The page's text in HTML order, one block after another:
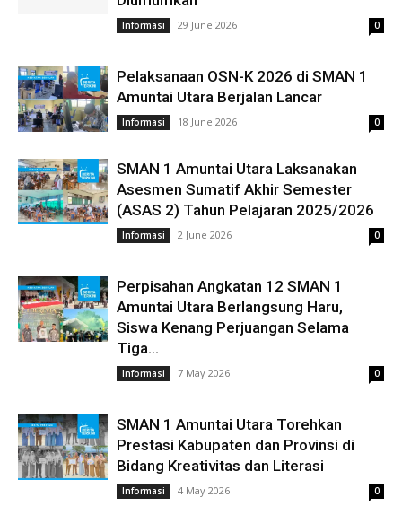
Informasi 29 June 2026 0
Pelaksanaan OSN-K 2026 di SMAN 1
Amuntai Utara Berjalan Lancar
Informasi 18 June 2026 0
SMAN 1 Amuntai Utara Laksanakan
Asesmen Sumatif Akhir Semester
(ASAS 2) Tahun Pelajaran 2025/2026
Informasi 2 June 2026 0
Perpisahan Angkatan 12 SMAN 1
Amuntai Utara Berlangsung Haru,
Siswa Kenang Perjuangan Selama
Tiga...
Informasi 7 May 2026 0
SMAN 1 Amuntai Utara Torehkan
Prestasi Kabupaten dan Provinsi di
Bidang Kreativitas dan Literasi
Informasi 4 May 2026 0